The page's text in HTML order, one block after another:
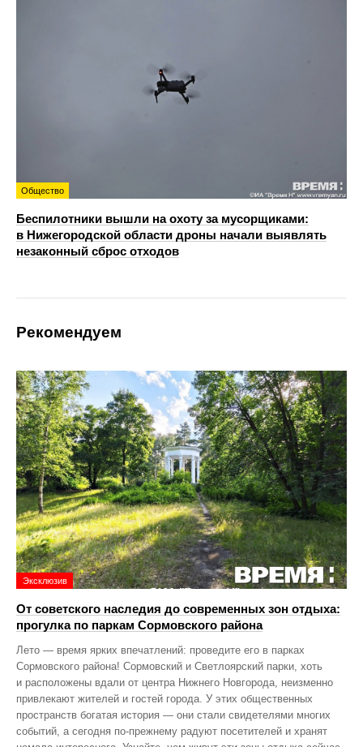
Общество
Беспилотники вышли на охоту за мусорщиками:
в Нижегородской области дроны начали выявлять
незаконный сброс отходов
Рекомендуем
Эксклюзив
От советского наследия до современных зон отдыха:
прогулка по паркам Сормовского района
Лето — время ярких впечатлений: проведите его в парках
Сормовского района! Сормовский и Светлоярский парки, хоть
и расположены вдали от центра Нижнего Новгорода, неизменно
привлекают жителей и гостей города. У этих общественных
пространств богатая история — они стали свидетелями многих
событий, а сегодня по‑прежнему радуют посетителей и хранят